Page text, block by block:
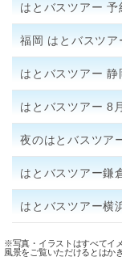
はとバスツアー 予
福岡 はとバスツア
はとバスツアー 静
はとバスツアー 8月
夜のはとバスツア
はとバスツアー鎌
はとバスツアー横
※写真・イラストはすべてイ
風景をご覧いただけるとはか